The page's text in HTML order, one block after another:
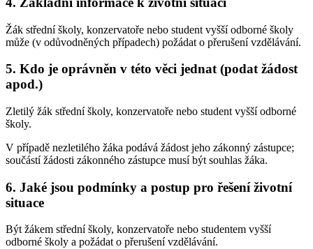
Žák střední školy, konzervatoře nebo student vyšší odborné školy
může (v odůvodněných případech) požádat o přerušení vzdělávání.
5. Kdo je oprávněn v této věci jednat (podat žádost
apod.)
Zletilý žák střední školy, konzervatoře nebo student vyšší odborné
školy.
V případě nezletilého žáka podává žádost jeho zákonný zástupce;
součástí žádosti zákonného zástupce musí být souhlas žáka.
6. Jaké jsou podmínky a postup pro řešení životní
situace
Být žákem střední školy, konzervatoře nebo studentem vyšší
odborné školy a požádat o přerušení vzdělávání.